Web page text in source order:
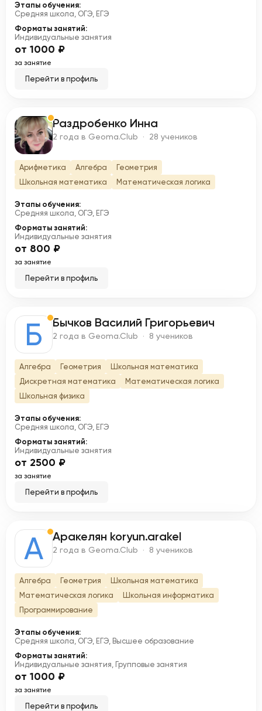
Этапы обучения:
Средняя школа, ОГЭ, ЕГЭ
Форматы занятий:
Индивидуальные занятия
от 1000 ₽
за занятие
Перейти в профиль
Р Раздробенко Инна
2 года в Geoma.Club · 28 учеников
Арифметика Алгебра
Геометрия
Школьная математика
Математическая логика
Этапы обучения:
Средняя школа, ОГЭ, ЕГЭ
Форматы занятий:
Индивидуальные занятия
от 800 ₽
за занятие
Перейти в профиль
Б Бычков Василий Григорьевич
2 года в Geoma.Club · 8 учеников
Алгебра Геометрия
Школьная математика
Дискретная математика
Математическая логика
Школьная физика
Этапы обучения:
Средняя школа, ОГЭ, ЕГЭ
Форматы занятий:
Индивидуальные занятия
от 2500 ₽
за занятие
Перейти в профиль
А Аракелян koryun.arakel
2 года в Geoma.Club · 8 учеников
Алгебра Геометрия
Школьная математика
Математическая логика
Школьная информатика
Программирование
Этапы обучения:
Средняя школа, ОГЭ, ЕГЭ, Высшее образование
Форматы занятий:
Индивидуальные занятия, Групповые занятия
от 1000 ₽
за занятие
Перейти в профиль